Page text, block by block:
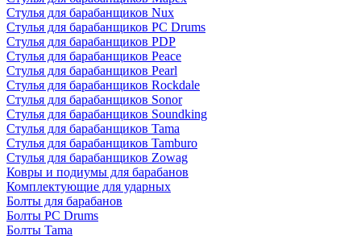
Стулья для барабанщиков Nux
Стулья для барабанщиков PC Drums
Стулья для барабанщиков PDP
Стулья для барабанщиков Peace
Стулья для барабанщиков Pearl
Стулья для барабанщиков Rockdale
Стулья для барабанщиков Sonor
Стулья для барабанщиков Soundking
Стулья для барабанщиков Tama
Стулья для барабанщиков Tamburo
Стулья для барабанщиков Zowag
Ковры и подиумы для барабанов
Комплектующие для ударных
Болты для барабанов
Болты PC Drums
Болты Tama